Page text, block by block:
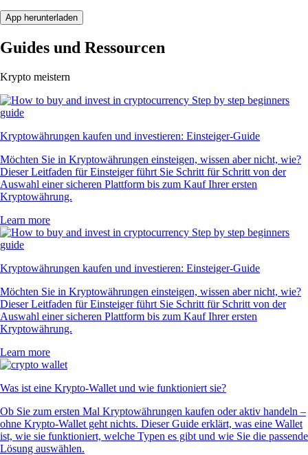
App herunterladen
Guides und Ressourcen
Krypto meistern
Kryptowährungen kaufen und investieren: Einsteiger-Guide
Möchten Sie in Kryptowährungen einsteigen, wissen aber nicht, wie?
Dieser Leitfaden für Einsteiger führt Sie Schritt für Schritt von der
Auswahl einer sicheren Plattform bis zum Kauf Ihrer ersten
Kryptowährung.
Learn more
Kryptowährungen kaufen und investieren: Einsteiger-Guide
Möchten Sie in Kryptowährungen einsteigen, wissen aber nicht, wie?
Dieser Leitfaden für Einsteiger führt Sie Schritt für Schritt von der
Auswahl einer sicheren Plattform bis zum Kauf Ihrer ersten
Kryptowährung.
Learn more
Was ist eine Krypto-Wallet und wie funktioniert sie?
Ob Sie zum ersten Mal Kryptowährungen kaufen oder aktiv handeln –
ohne Krypto-Wallet geht nichts. Dieser Guide erklärt, was eine Wallet
ist, wie sie funktioniert, welche Typen es gibt und wie Sie die passende
Lösung auswählen.